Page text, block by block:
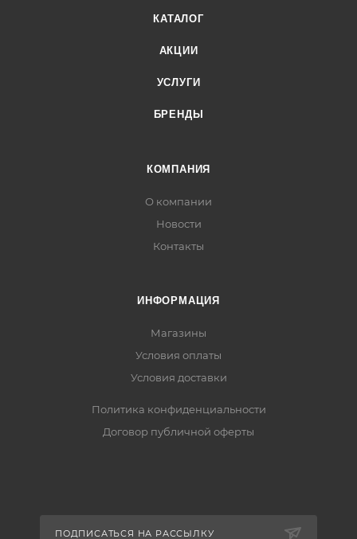
КАТАЛОГ
АКЦИИ
УСЛУГИ
БРЕНДЫ
КОМПАНИЯ
О компании
Новости
Контакты
ИНФОРМАЦИЯ
Магазины
Условия оплаты
Условия доставки
Политика конфиденциальности
Договор публичной оферты
ПОДПИСАТЬСЯ НА РАССЫЛКУ